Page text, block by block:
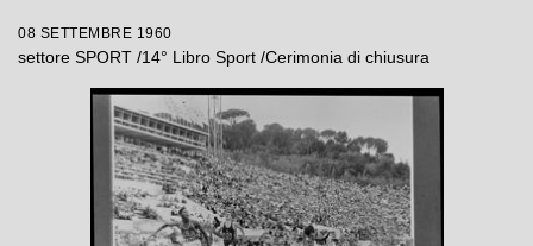
08 SETTEMBRE 1960
settore SPORT /14° Libro Sport /Cerimonia di chiusura